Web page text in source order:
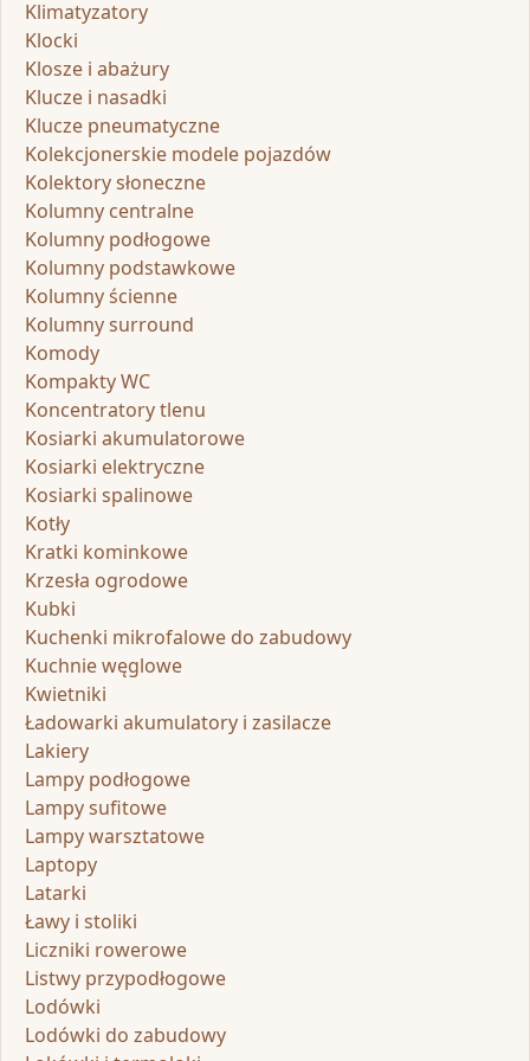
Klimatyzatory
Klocki
Klosze i abażury
Klucze i nasadki
Klucze pneumatyczne
Kolekcjonerskie modele pojazdów
Kolektory słoneczne
Kolumny centralne
Kolumny podłogowe
Kolumny podstawkowe
Kolumny ścienne
Kolumny surround
Komody
Kompakty WC
Koncentratory tlenu
Kosiarki akumulatorowe
Kosiarki elektryczne
Kosiarki spalinowe
Kotły
Kratki kominkowe
Krzesła ogrodowe
Kubki
Kuchenki mikrofalowe do zabudowy
Kuchnie węglowe
Kwietniki
Ładowarki akumulatory i zasilacze
Lakiery
Lampy podłogowe
Lampy sufitowe
Lampy warsztatowe
Laptopy
Latarki
Ławy i stoliki
Liczniki rowerowe
Listwy przypodłogowe
Lodówki
Lodówki do zabudowy